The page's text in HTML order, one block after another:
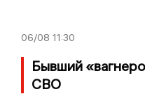
06/08 11:30
Бывший
СВО